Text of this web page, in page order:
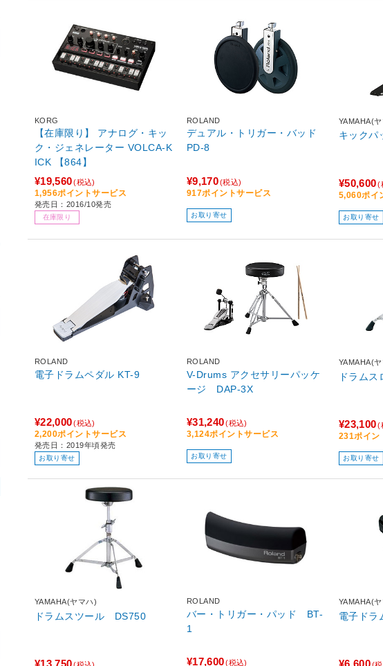
KORG
【在庫限り】 アナログ・キッ
ク・ジェネレーター VOLCA-K
ICK 【864】
¥19,560(税込)
1,956ポイントサービス
発売日：2016/10発売
在庫限り
ROLAND
デュアル・トリガー・バッド
PD-8
¥9,170(税込)
917ポイントサービス
お取り寄せ
YAMAHA(
¥50,600(
5,060ポイ
お取り寄せ
ROLAND
電子ドラムペダル KT-9
¥22,000(税込)
2,200ポイントサービス
発売日：2019年頃発売
お取り寄せ
ROLAND
V-Drums アクセサリーパッケ
ージ DAP-3X
¥31,240(税込)
3,124ポイントサービス
お取り寄せ
YAMAHA(
¥23,100(
231ポイン
お取り寄せ
YAMAHA(ヤマハ)
ドラムスツール DS750
¥13,750
ROLAND
バー・トリガー・パッド BT-
1
¥17,600(税込)
YAMAHA(
電子ドラ
¥6,600